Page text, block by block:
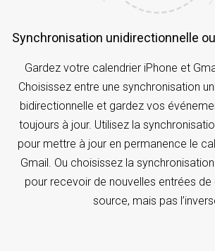
Synchronisation unidirectionnelle
Gardez votre calendrier iPhone et
Choisissez entre une synchronisation
bidirectionnelle et gardez vos
toujours à jour. Utilisez la
pour mettre à jour en permanence le
Gmail. Ou choisissez la
pour recevoir de nouvelles entrées de
source, mais pas